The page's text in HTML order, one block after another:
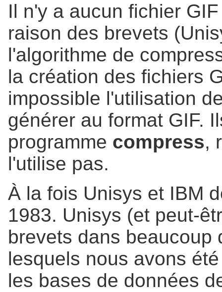
Il n'y a aucun fichier
raison des brevets
l'algorithme de
la création des fichiers
impossible l'utilisation
générer au format GIF.
programme compress,
l'utilise pas.
À la fois Unisys et IBM
1983. Unisys (et peut-
brevets dans beaucoup
lesquels nous avons
les bases de données